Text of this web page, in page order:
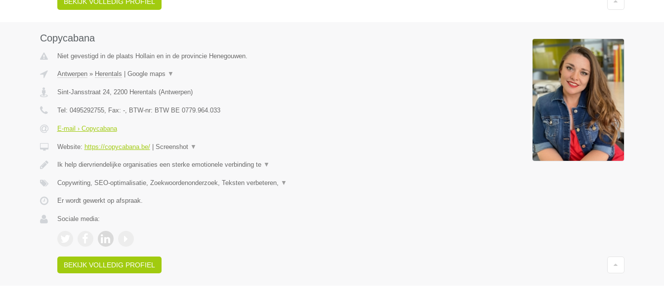
Copycabana
Niet gevestigd in de plaats Hollain en in de provincie Henegouwen.
Antwerpen» Herentals Google maps ▼
Sint-Jansstraat 24, 2200 Herentals (Antwerpen)
Tel: 0495292755, Fax: -, BTW-nr: BTW BE 0779.964.033
E-mail › Copycabana
Website: https://copycabana.be/| Screenshot ▼
Ik help diervriendelijke organisaties een sterke emotionele verbinding te ▼
Copywriting, SEO-optimalisatie, Zoekwoordenonderzoek, Teksten verbeteren, ▼
Er wordt gewerkt op afspraak.
Sociale media:
BEKIJK VOLLEDIG PROFIEL